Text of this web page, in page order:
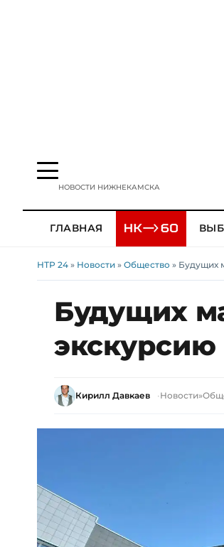
НОВОСТИ НИЖНЕКАМСКА
ГЛАВНАЯ
НТР 24 » Новости » Общество » Будущих
Будущих
Кирилл Давкаев Новости»